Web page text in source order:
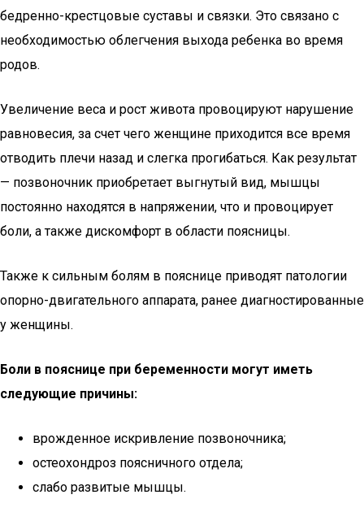
бедренно-крестцовые суставы и связки. Это связано с
необходимостью облегчения выхода ребенка во время
родов.
Увеличение веса и рост живота провоцируют нарушение
равновесия, за счет чего женщине приходится все время
отводить плечи назад и слегка прогибаться. Как результат
— позвоночник приобретает выгнутый вид, мышцы
постоянно находятся в напряжении, что и провоцирует
боли, а также дискомфорт в области поясницы.
Также к сильным болям в пояснице приводят патологии
опорно-двигательного аппарата, ранее диагностированные
у женщины.
Боли в пояснице при беременности могут иметь
следующие причины:
врожденное искривление позвоночника;
остеохондроз поясничного отдела;
слабо развитые мышцы.